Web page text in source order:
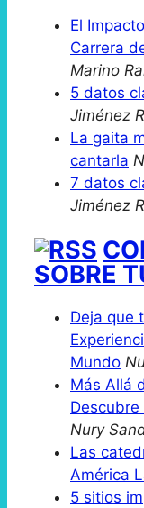
El
Carrera
Marino
5 datos
Jiménez
La gaita
cantarla
7 datos
Jiménez
SOBRE
Deja que
Mundo
Más Allá
Nury
Las
América
5 sitios